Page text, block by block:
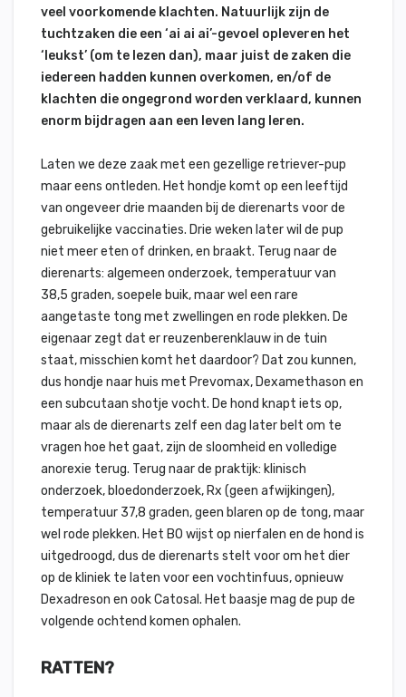
veel voorkomende klachten. Natuurlijk zijn de
tuchtzaken die een ‘ai ai ai’-gevoel opleveren het
‘leukst’ (om te lezen dan), maar juist de zaken die
iedereen hadden kunnen overkomen, en/of de
klachten die ongegrond worden verklaard, kunnen
enorm bijdragen aan een leven lang leren.
Laten we deze zaak met een gezellige retriever-pup
maar eens ontleden. Het hondje komt op een leeftijd
van ongeveer drie maanden bij de dierenarts voor de
gebruikelijke vaccinaties. Drie weken later wil de pup
niet meer eten of drinken, en braakt. Terug naar de
dierenarts: algemeen onderzoek, temperatuur van
38,5 graden, soepele buik, maar wel een rare
aangetaste tong met zwellingen en rode plekken. De
eigenaar zegt dat er reuzenberenklauw in de tuin
staat, misschien komt het daardoor? Dat zou kunnen,
dus hondje naar huis met Prevomax, Dexamethason en
een subcutaan shotje vocht. De hond knapt iets op,
maar als de dierenarts zelf een dag later belt om te
vragen hoe het gaat, zijn de sloomheid en volledige
anorexie terug. Terug naar de praktijk: klinisch
onderzoek, bloedonderzoek, Rx (geen afwijkingen),
temperatuur 37,8 graden, geen blaren op de tong, maar
wel rode plekken. Het BO wijst op nierfalen en de hond is
uitgedroogd, dus de dierenarts stelt voor om het dier
op de kliniek te laten voor een vochtinfuus, opnieuw
Dexadreson en ook Catosal. Het baasje mag de pup de
volgende ochtend komen ophalen.
RATTEN?